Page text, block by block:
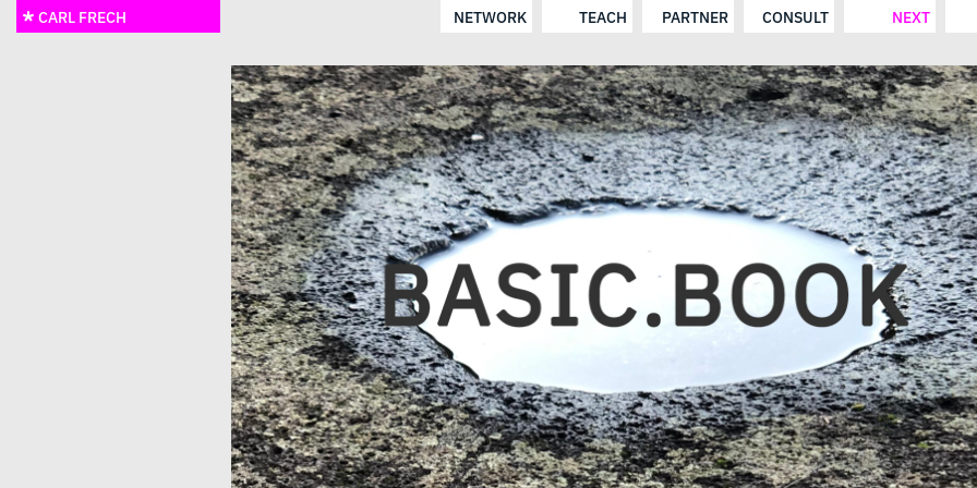
CARL FRECH NETWORK TEACH PARTNER CONSULT NEXT